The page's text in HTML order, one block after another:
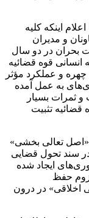
اینکه کلیه
و مدیران
بحران در دو سال
قوه قضائیه
و عملکرد مؤثر
به عمل آمده
و ثمرات بسیار
قضائیه تثبیت
«اصل تعالی بخشی»
سند تحول قضایی
ایجاد شده
حفظ
اخلاقی» در درون